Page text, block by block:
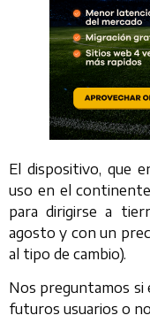
El dispositivo, que
uso en el
para dirigirse a
agosto y con un
al tipo de cambio).
Nos preguntamos si
futuros usuarios o